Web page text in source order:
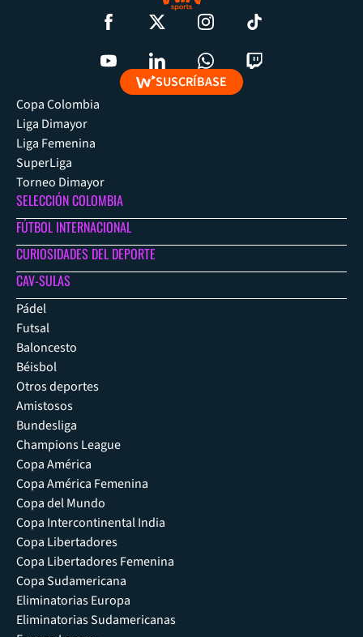
SUSCRÍBASE
Copa Colombia
Liga Dimayor
Liga Femenina
SuperLiga
Torneo Dimayor
SELECCIÓN COLOMBIA
FÚTBOL INTERNACIONAL
CURIOSIDADES DEL DEPORTE
CAV-SULAS
Pádel
Futsal
Baloncesto
Béisbol
Otros deportes
Amistosos
Bundesliga
Champions League
Copa América
Copa América Femenina
Copa del Mundo
Copa Intercontinental India
Copa Libertadores
Copa Libertadores Femenina
Copa Sudamericana
Eliminatorias Europa
Eliminatorias Sudamericanas